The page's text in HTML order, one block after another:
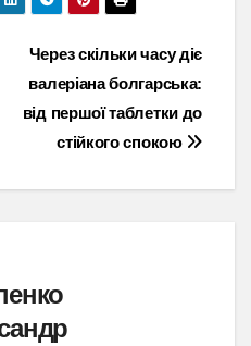
Через скільки часу діє
валеріана болгарська:
від першої таблетки до
стійкого спокою